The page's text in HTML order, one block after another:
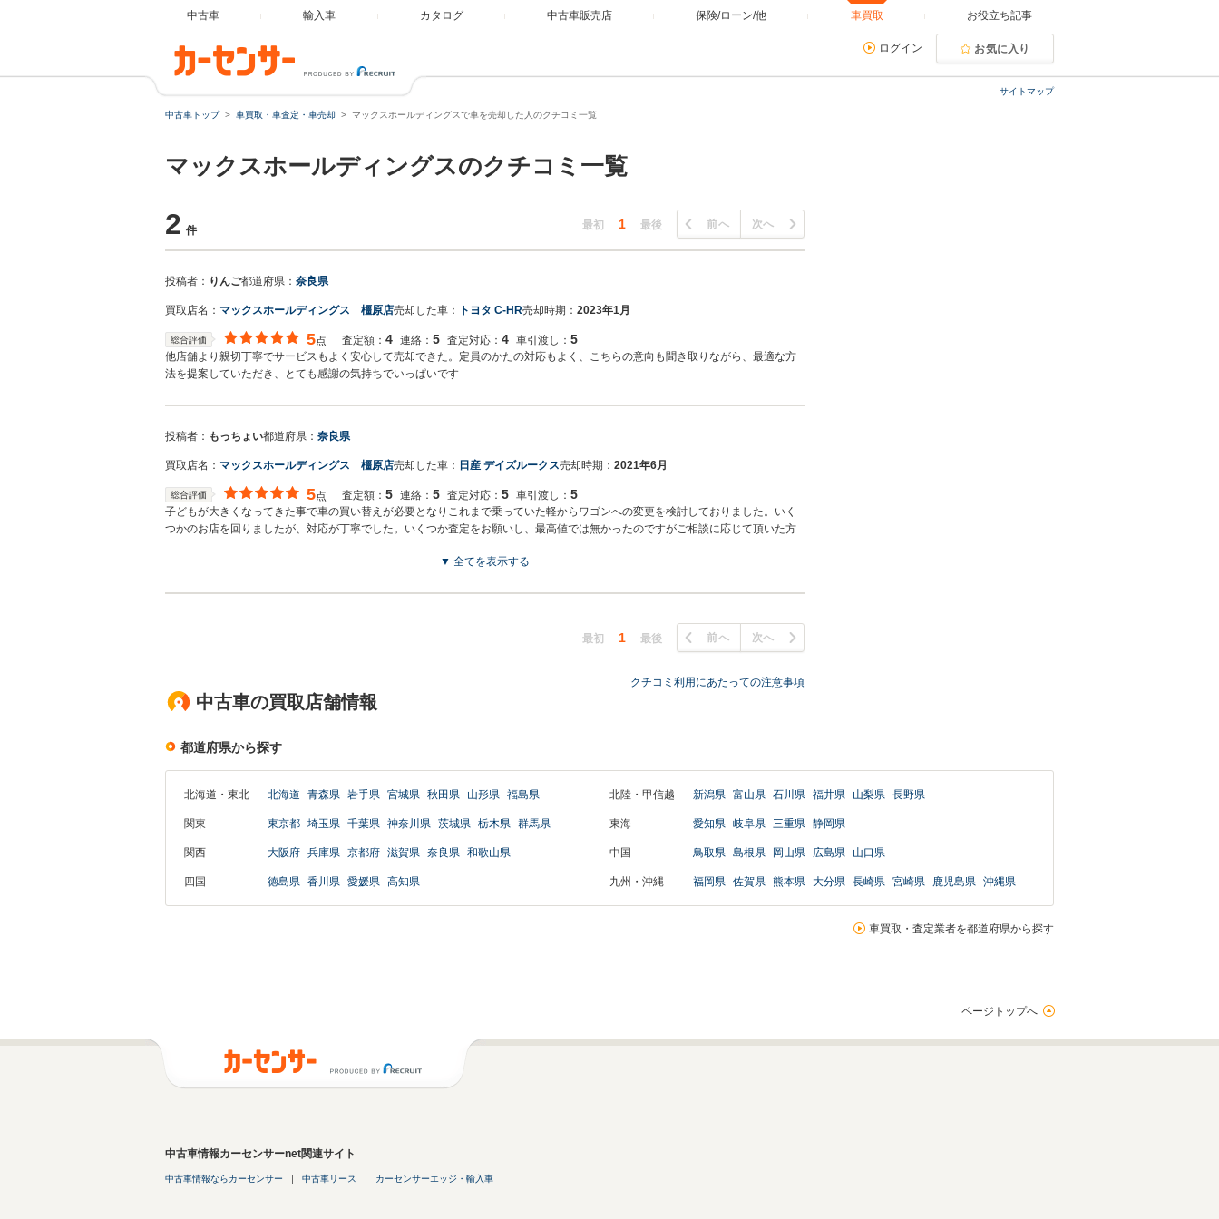
中古車 輸入車 カタログ 中古車販売店 保険/ローン/他 車買取 お役立ち記事
ログイン お気に入り
サイトマップ
中古車トップ 車買取・車査定・車売却 マックスホールディングスで車を売却した人のクチコミ一覧
マックスホールディングスのクチコミ一覧
2 件 最初 1 最後 前へ 次へ
投稿者： りんご都道府県： 奈良県
買取店名： マックスホールディングス 橿原店売却した車： トヨタ C-HR売却時期： 2023年1月
総合評価 5点 査定額： 4 連絡： 5 査定対応： 4 車引渡し： 5
他店舗より親切丁寧でサービスもよく安心して売却できた。定員のかたの対応もよく、こちらの意向も聞き取りながら、最適な方
法を提案していただき、とても感謝の気持ちでいっぱいです
投稿者： もっちょい都道府県： 奈良県
買取店名： マックスホールディングス 橿原店売却した車： 日産 デイズルークス売却時期： 2021年6月
総合評価 5点 査定額： 5 連絡： 5 査定対応： 5 車引渡し： 5
子どもが大きくなってきた事で車の買い替えが必要となりこれまで乗っていた軽からワゴンへの変更を検討しておりました。いく
つかのお店を回りましたが、対応が丁寧でした。いくつか査定をお願いし、最高値では無かったのですがご相談に応じて頂いた方
▼ 全てを表示する
最初 1 最後 前へ 次へ
クチコミ利用にあたっての注意事項
中古車の買取店舗情報
都道府県から探す
北海道・東北 北海道 青森県 岩手県 宮城県 秋田県 山形県 福島県
関東 東京都 埼玉県 千葉県 神奈川県 茨城県 栃木県 群馬県
関西 大阪府 兵庫県 京都府 滋賀県 奈良県 和歌山県
四国 徳島県 香川県 愛媛県 高知県
北陸・甲信越 新潟県 富山県 石川県 福井県 山梨県 長野県
東海 愛知県 岐阜県 三重県 静岡県
中国 鳥取県 島根県 岡山県 広島県 山口県
九州・沖縄 福岡県 佐賀県 熊本県 大分県 長崎県 宮崎県 鹿児島県 沖縄県
車買取・査定業者を都道府県から探す
ページトップへ
中古車情報カーセンサーnet関連サイト
中古車情報ならカーセンサー 中古車リース カーセンサーエッジ・輸入車